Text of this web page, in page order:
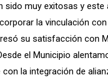
sido muy exitosas y
la vinculación
su satisfacción con
el Municipio
la integración de